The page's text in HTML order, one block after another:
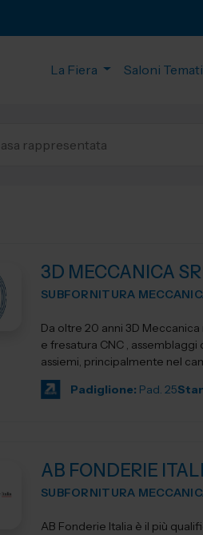
La Fiera Saloni
3D MECCANICA
SUBFORNITURA
Da oltre 20 anni 3D
e fresatura CNC ,
assiemi, principalmente nel
Padiglione: Pad. 25
AB FONDERIE
SUBFORNITURA
AB Fonderie Italia è il più